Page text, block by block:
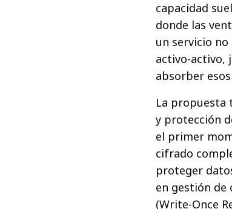
capacidad
donde las
un servicio
activo-activo,
absorber
La propuesta
y protección
el primer
cifrado
proteger
en gestión de
(Write-Once